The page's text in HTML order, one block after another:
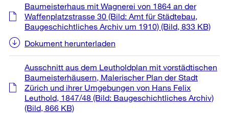
Baumeisterhaus mit Wagnerei von 1864 an der
Waffenplatzstrasse 30 (Bild: Amt für Städtebau,
Baugeschichtliches Archiv um 1910) (Bild, 833 KB)
Dokument herunterladen
Ausschnitt aus dem Leutholdplan mit vorstädtischen
Baumeisterhäusern, Malerischer Plan der Stadt
Zürich und ihrer Umgebungen von Hans Felix
Leuthold, 1847/48 (Bild: Baugeschichtliches Archiv)
(Bild, 866 KB)